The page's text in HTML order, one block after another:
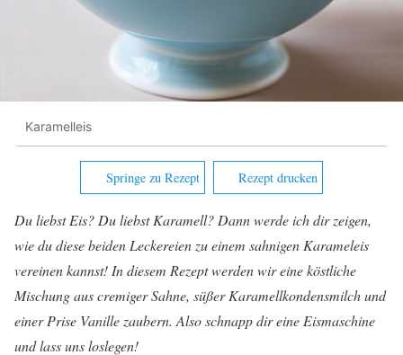
Karamelleis
Springe zu Rezept Rezept drucken
Du liebst Eis? Du liebst Karamell? Dann werde ich dir zeigen,
wie du diese beiden Leckereien zu einem sahnigen Karameleis
vereinen kannst! In diesem Rezept werden wir eine köstliche
Mischung aus cremiger Sahne, süßer Karamellkondensmilch und
einer Prise Vanille zaubern. Also schnapp dir eine Eismaschine
und lass uns loslegen!